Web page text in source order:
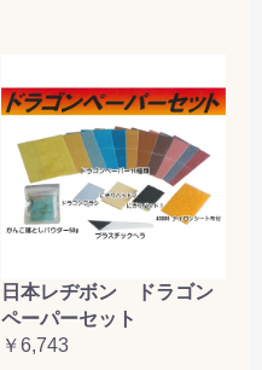
日本レヂボン ドラゴン
ペーパーセット
￥6,743